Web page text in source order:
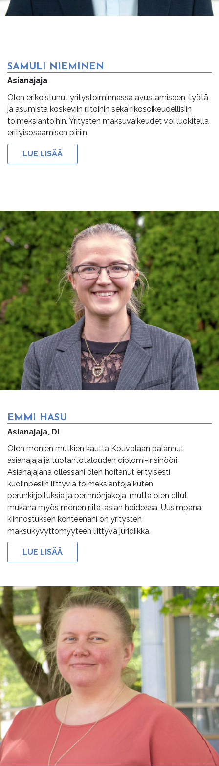
SAMULI NIEMINEN
Asianajaja
Olen erikoistunut yritystoiminnassa avustamiseen, työtä
ja asumista koskeviin riitoihin sekä rikosoikeudellisiin
toimeksiantoihin. Yritysten maksuvaikeudet voi luokitella
erityisosaamisen piiriin.
LUE LISÄÄ
EMMI HASU
Asianajaja, DI
Olen monien mutkien kautta Kouvolaan palannut
asianajaja ja tuotantotalouden diplomi-insinööri.
Asianajajana ollessani olen hoitanut erityisesti
kuolinpesiin liittyviä toimeksiantoja kuten
perunkirjoituksia ja perinnönjakoja, mutta olen ollut
mukana myös monen riita-asian hoidossa. Uusimpana
kiinnostuksen kohteenani on yritysten
maksukyvyttömyyteen liittyvä juridiikka.
LUE LISÄÄ